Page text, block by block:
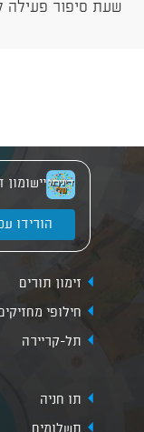
שעת סיפור פעילה
יישומון
הורידו
זימון תורים
חילופי
תל-קריירה
תו חניה